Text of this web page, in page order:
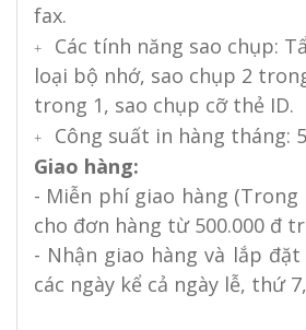
fax.
+
Các tính năng sao chụp:
loại bộ nhớ, sao chụp 2
trong 1, sao chụp cỡ thẻ ID.
+
Công suất in hàng tháng:
Giao hàng:
- Miễn phí giao hàng (Trong
cho đơn hàng từ 500.000 đ
- Nhận giao hàng và lắp
các ngày kể cả ngày lễ, thứ